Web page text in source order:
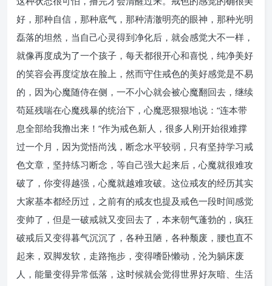
好，那种自信，那种底气，那种清澈明亮的眼神，那种光明
磊落的坦然，当自己心灵得到净化后，就会感觉大不一样，
就像再度成为了一个孩子，每天都很开心和喜悦，纯净美好
的笑容会再度绽放在脸上，然而守住戒色的美好感觉是不易
的，因为心魔随侍在侧，一不小心就会被心魔翻回去，继续
苟延残喘在心魔残暴的统治下，心魔恶狠狠地说：“连本带
息全部给我撸出来！”作为戒色新人，很多人刚开始很难撑
过一个月，因为觉悟尚浅，断念水平较弱，只有坚持学习戒
色文章，坚持练习断念，等自己强大起来后，心魔就很难攻
破了，你变得越强，心魔就越难攻破。这位戒友的经历其实
大家基本都经历过，之前有的戒友也提及戒色一段时间感觉
变帅了，但是一破戒就又变回去了，本来朝气蓬勃的，疯狂
破戒后又变得暮气沉沉了，各种丑陋，各种颓废，腰也直不
起来，双脚发软，走路拖步，变得嗜卧懒动，沦为躺床废
人，能量变得异常低落，这时候就会觉得世界好灰暗、生活